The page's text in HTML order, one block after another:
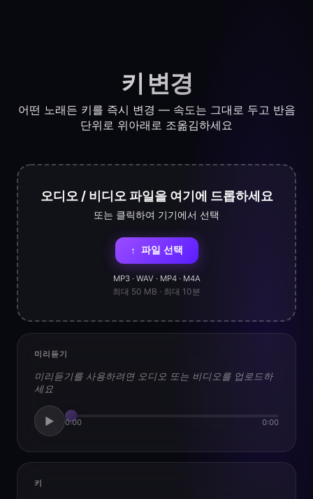
키 변경
어떤 노래든 키를 즉시 변경 — 속도는 그대로 두고 반음
단위로 위아래로 조옮김하세요
오디오 / 비디오 파일을 여기에 드롭하세요
또는 클릭하여 기기에서 선택
↑ 파일 선택
MP3 · WAV · MP4 · M4A
최대 50 MB · 최대 10분
미리듣기
미리듣기를 사용하려면 오디오 또는 비디오를 업로드하
세요
▶ 0:00 0:00
키